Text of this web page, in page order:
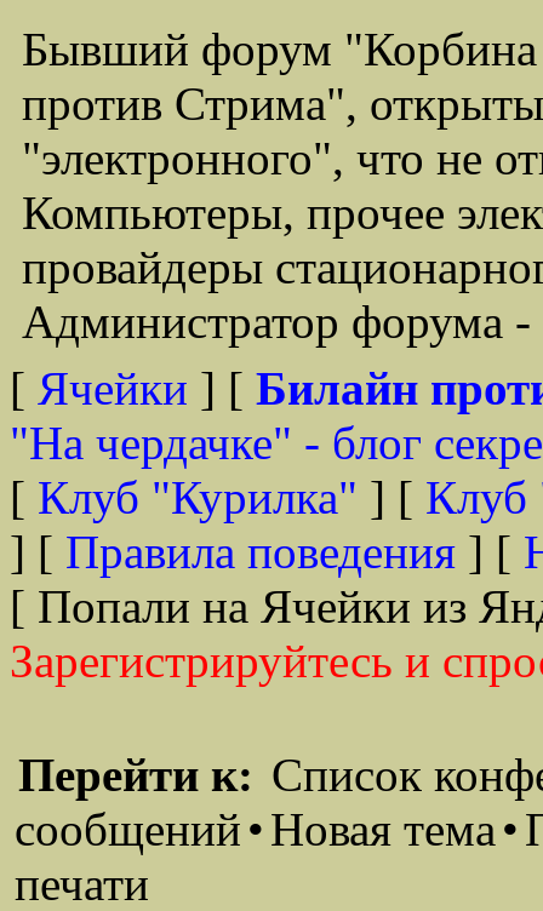
Бывший форум "Корбина
против Стрима",
"электронного", что не
Компьютеры, прочее
провайдеры
Администратор форума
[ Ячейки ] [ Билайн
"На чердачке" - блог
[ Клуб "Курилка" ] [ Клуб
] [ Правила поведения ] [
[ Попали на Ячейки из
Зарегистрируйтесь и
Перейти к: Список
сообщений•Новая тема•
печати